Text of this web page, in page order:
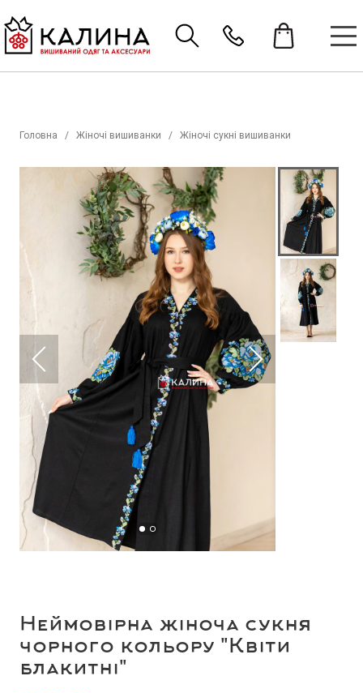
Головна Жіночі вишиванки Жіночі сукні вишиванки
Неймовірна жіноча сукня
чорного кольору "Квіти
блакитні"